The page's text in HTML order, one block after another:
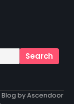
byAscendoor